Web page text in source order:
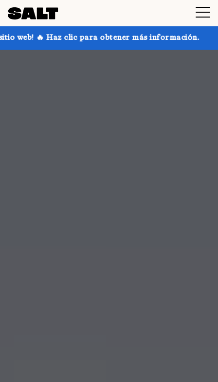
obtener más información. ¡Consigue hasta un